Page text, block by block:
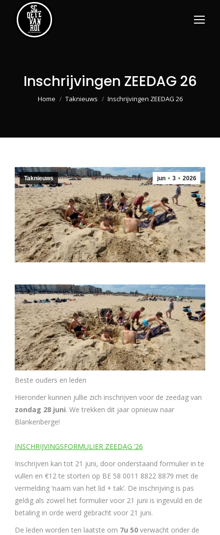
Inschrijvingen ZEEDAG 26
Je bent hier:
Home Taknieuws Inschrijvingen ZEEDAG 26
jun 3 2026
Taknieuws
Beste ouders en leden
Hieronder kunnen jullie zich inschrijven voor de zeedag van
zondag 28 juni. We trekken dit jaar opnieuw naar
Blankenberge!
INSCHRIJVINGSFORMULIER ZEEDAG ’26
Inschrijven kan tot 21 juni, door onderstaand formulier in te
vullen en €12 te storten op BE 58 0011 8822 8879 met de
vermelding ‘naam van het lid + tak’. De inschrijving is pas
geldig als zowel het formulier voor 21 juni is ingevuld en de
betaling in orde werd gebracht voor 21 juni.
De leden worden ten laatste om 7u 50 verwacht onder de